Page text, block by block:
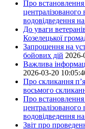
Про
централізованого
водовідведення
До уваги
Козелецької
Запрошення на
бойових дій 2026-
Важлива
2026-03-20
Про скликання
восьмого
Про
централізованого
водовідведення
Звіт про